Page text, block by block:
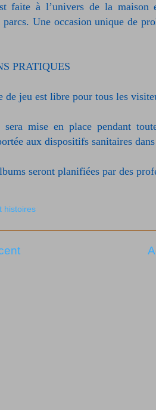
faite à l’univers de la maison
parcs. Une occasion unique de
PRATIQUES
de jeu est libre pour tous les
mise en place pendant
aux dispositifs sanitaires
seront planifiées par des
histoires